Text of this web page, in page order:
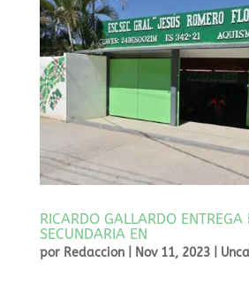
RICARDO GALLARDO ENTREGA
SECUNDARIA EN
por Redaccion| Nov 11, 2023|